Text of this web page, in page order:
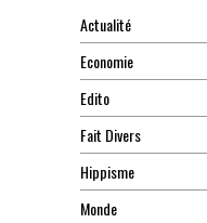
Actualité
Economie
Edito
Fait Divers
Hippisme
Monde